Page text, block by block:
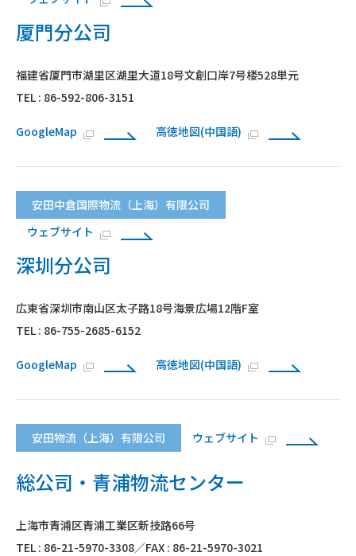
厦門分公司
福建省厦門市湖里区湖里大道18号文創口岸7号楼528単元
TEL : 86-592-806-3151
GoogleMap 高徳地図(中国語)
安田中倉国際物流（上海）有限公司
ウェブサイト
深圳分公司
広東省深圳市南山区太子路18号海景広場12階F室
TEL : 86-755-2685-6152
GoogleMap 高徳地図(中国語)
安田物流（上海）有限公司 ウェブサイト
総公司・青浦物流センター
上海市青浦区青浦工業区新技路66号
TEL : 86-21-5970-3308／FAX : 86-21-5970-3021